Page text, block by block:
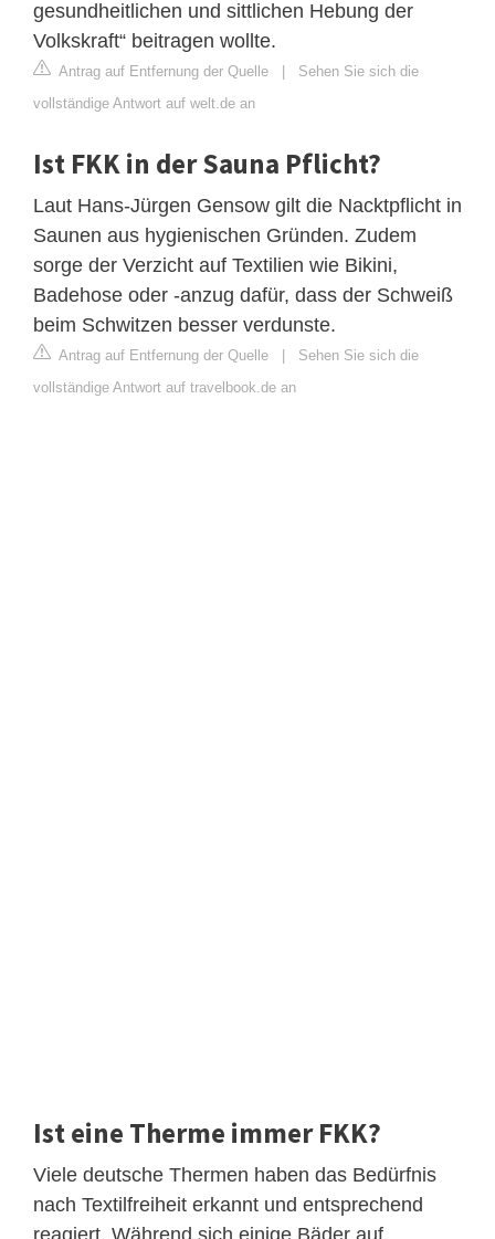
gesundheitlichen und sittlichen Hebung der
Volkskraft“ beitragen wollte.
Antrag auf Entfernung der Quelle | Sehen Sie sich die
vollständige Antwort auf welt.de an
Ist FKK in der Sauna Pflicht?
Laut Hans-Jürgen Gensow gilt die Nacktpflicht in
Saunen aus hygienischen Gründen. Zudem
sorge der Verzicht auf Textilien wie Bikini,
Badehose oder -anzug dafür, dass der Schweiß
beim Schwitzen besser verdunste.
Antrag auf Entfernung der Quelle | Sehen Sie sich die
vollständige Antwort auf travelbook.de an
Ist eine Therme immer FKK?
Viele deutsche Thermen haben das Bedürfnis
nach Textilfreiheit erkannt und entsprechend
reagiert. Während sich einige Bäder auf